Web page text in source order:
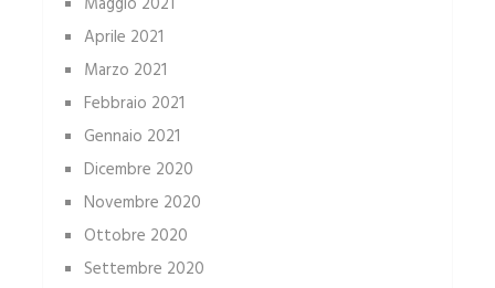
Aprile 2021
Marzo 2021
Febbraio 2021
Gennaio 2021
Dicembre 2020
Novembre 2020
Ottobre 2020
Settembre 2020